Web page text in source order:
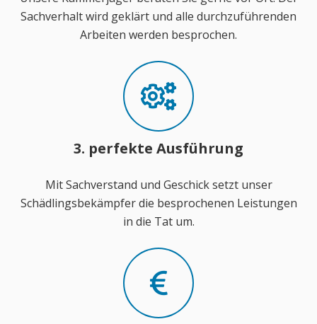
Sachverhalt wird geklärt und alle durchzuführenden
Arbeiten werden besprochen.
3. perfekte Ausführung
Mit Sachverstand und Geschick setzt unser
Schädlingsbekämpfer die besprochenen Leistungen
in die Tat um.